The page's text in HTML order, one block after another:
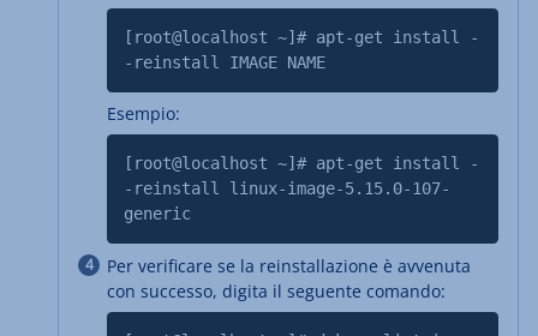
[root@localhost ~]# apt-get install -
-reinstall IMAGE NAME
Esempio:
[root@localhost ~]# apt-get install -
-reinstall linux-image-5.15.0-107-
generic
Per verificare se la reinstallazione è avvenuta
con successo, digita il seguente comando: